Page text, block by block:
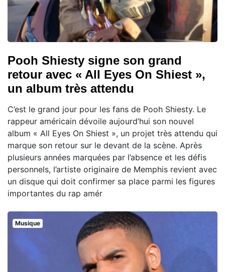
Pooh Shiesty signe son grand
retour avec « All Eyes On Shiest »,
un album très attendu
C’est le grand jour pour les fans de Pooh Shiesty. Le
rappeur américain dévoile aujourd’hui son nouvel
album « All Eyes On Shiest », un projet très attendu qui
marque son retour sur le devant de la scène. Après
plusieurs années marquées par l’absence et les défis
personnels, l’artiste originaire de Memphis revient avec
un disque qui doit confirmer sa place parmi les figures
importantes du rap amér
Musique